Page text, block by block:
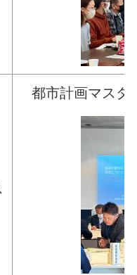
都市計画マスタ